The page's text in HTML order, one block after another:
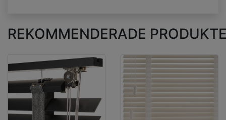
REKOMMENDERADE